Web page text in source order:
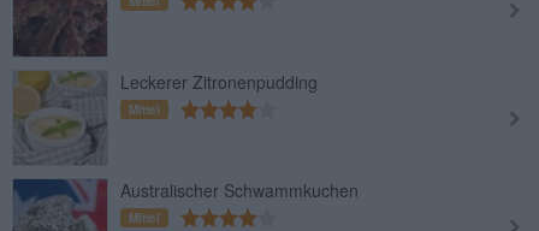
Leckerer Zitronenpudding
Mittel
Australischer Schwammkuchen
Mittel